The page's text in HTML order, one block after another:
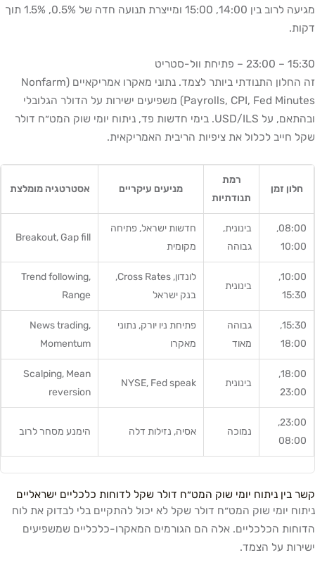
מגיעה לרוב בין 14:00, 15:00 ומייצרת תנועה חדה של 0.5%, 1.5% תוך
דקות.
15:30 – 23:00 – פתיחת וול-סטריט
זה החלון התנודתי ביותר לצמד. נתוני מאקרו אמריקאיים (Nonfarm
Payrolls, CPI, Fed Minutes) משפיעים ישירות על הדולר הגלובלי
ובהתאם, על USD/ILS. בימי חדשות פד, ניתוח יומי שוק המט״ח דולר
שקל חייב לכלול את ציפיות הריבית האמריקאית.
חלון זמן
רמת
תנודתיות
מניעים עיקריים אסטרטגיה מומלצת
08:00,
10:00
בינונית,
גבוהה
חדשות ישראל, פתיחה
מקומית
Breakout, Gap fill
10:00,
15:30
בינונית
לונדון, Cross Rates,
בנק ישראל
Trend following,
Range
15:30,
18:00
גבוהה
מאוד
פתיחת ניו יורק, נתוני
מאקרו
News trading,
Momentum
18:00,
23:00
בינונית NYSE, Fed speak
Scalping, Mean
reversion
23:00,
08:00
נמוכה אסיה, נזילות דלה הימנע מסחר לרוב
קשר בין ניתוח יומי שוק המט״ח דולר שקל לדוחות כלכליים ישראליים
ניתוח יומי שוק המט״ח דולר שקל לא יכול להתקיים בלי לבדוק את לוח
הדוחות הכלכליים. אלה הם הגורמים המאקרו-כלכליים שמשפיעים
ישירות על הצמד.